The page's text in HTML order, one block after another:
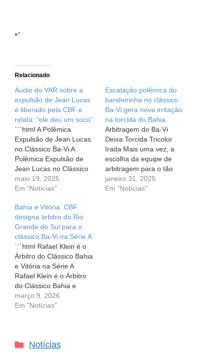
“`
Relacionado
Áudio do VAR sobre a
expulsão de Jean Lucas
é liberado pela CBF e
relata: “ele deu um soco”.
```html A Polêmica
Expulsão de Jean Lucas
no Clássico Ba-Vi A
Polêmica Expulsão de
Jean Lucas no Clássico
Ba-Vi O futebol, com toda
a sua paixão e emoção, é
reações intensas nos
torcedores.
Recentemente, um lance
polêmico no clássico
entre Bahia e Vitória, o
Ba-Vi, trouxe…
maio 19, 2025
Em "Notícias"
Escalação polêmica do
bandeirinha no clássico
Ba-Vi gera nova irritação
na torcida do Bahia.
Arbitragem do Ba-Vi
Deixa Torcida Tricolor
Irada Mais uma vez, a
escolha da equipe de
arbitragem para o tão
esperado Ba-Vi tem
gerado desconforto entre
janeiro 31, 2025
Em "Notícias"
Bahia e Vitória: CBF
designa árbitro do Rio
Grande do Sul para o
clássico Ba-Vi na Série A.
```html Rafael Klein é o
Árbitro do Clássico Bahia
e Vitória na Série A
Rafael Klein é o Árbitro
do Clássico Bahia e
Vitória na Série A Quando
os grandes rivais se
Vitória, que acontece
março 9, 2026
Em "Notícias"
Categorias
Notícias